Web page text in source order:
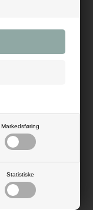
Markedsføring
Statistiske
lyserød 3mm x 50m